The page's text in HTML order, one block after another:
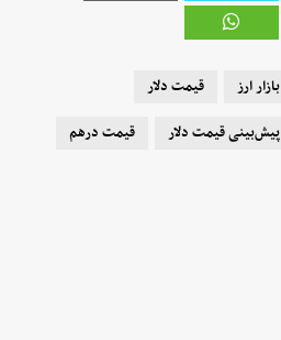
بازار ارز
قیمت دلار
پیش‌بینی قیمت دلار
قیمت درهم